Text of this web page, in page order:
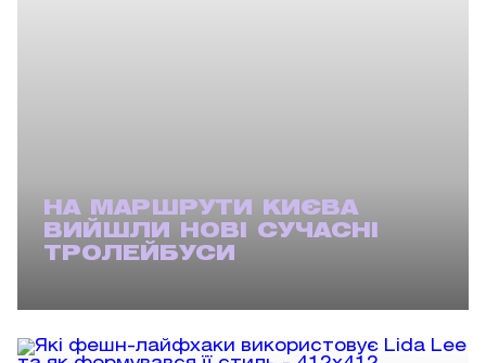
НА МАРШРУТИ КИЄВА
ВИЙШЛИ НОВІ СУЧАСНІ
ТРОЛЕЙБУСИ